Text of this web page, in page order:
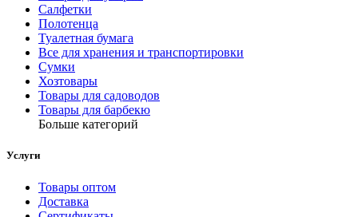
Салфетки
Полотенца
Туалетная бумага
Все для хранения и транспортировки
Сумки
Хозтовары
Товары для садоводов
Товары для барбекю
Больше категорий
Услуги
Товары оптом
Доставка